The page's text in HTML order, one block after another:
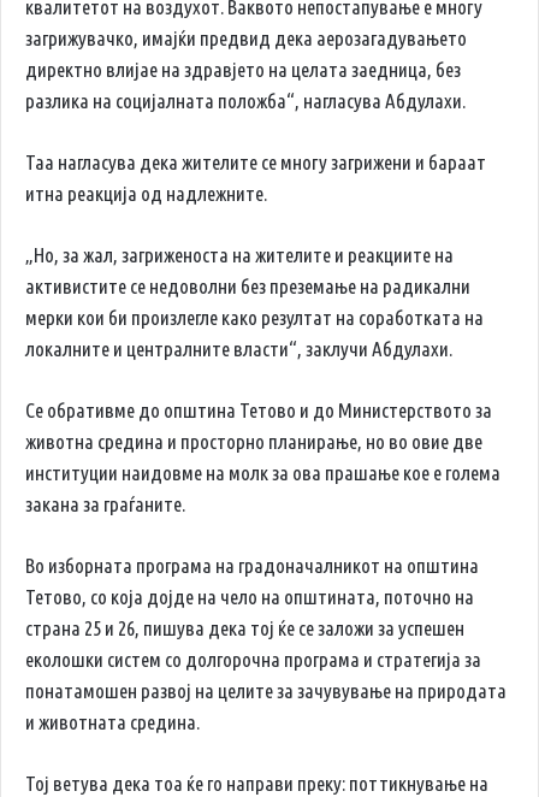
квалитетот на воздухот. Ваквото непостапување е многу
загрижувачко, имајќи предвид дека аерозагадувањето
директно влијае на здравјето на целата заедница, без
разлика на социјалната положба“, нагласува Абдулахи.
Таа нагласува дека жителите се многу загрижени и бараат
итна реакција од надлежните.
„Но, за жал, загриженоста на жителите и реакциите на
активистите се недоволни без преземање на радикални
мерки кои би произлегле како резултат на соработката на
локалните и централните власти“, заклучи Абдулахи.
Се обративме до општина Тетово и до Министерството за
животна средина и просторно планирање, но во овие две
институции наидовме на молк за ова прашање кое е голема
закана за граѓаните.
Во изборната програма на градоначалникот на општина
Тетово, со која дојде на чело на општината, поточно на
страна 25 и 26, пишува дека тој ќе се заложи за успешен
еколошки систем со долгорочна програма и стратегија за
понатамошен развој на целите за зачувување на природата
и животната средина.
Тој ветува дека тоа ќе го направи преку: поттикнување на